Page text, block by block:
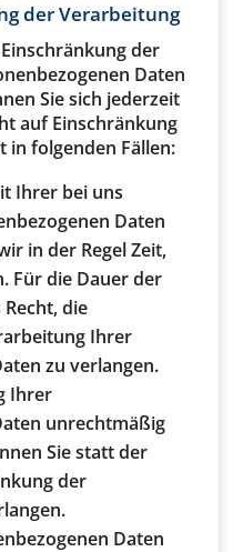
der Verarbeitung
der
Daten
Sie sich jederzeit
auf Einschränkung
in folgenden Fällen:
Ihrer bei uns
Daten
in der Regel Zeit,
Für die Dauer der
die
Ihrer
zu verlangen.
Ihrer
unrechtmäßig
Sie statt der
der
Daten